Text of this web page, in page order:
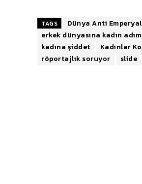
TAGS Dünya Anti
erkek dünyasına kadın
kadına şiddet
Kadınlar
röportajlık soruyor
slide